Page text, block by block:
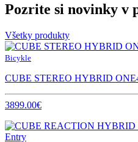
Pozrite si novinky v
Všetky produkty
Bicykle
CUBE STEREO HYBRID
3899.00€